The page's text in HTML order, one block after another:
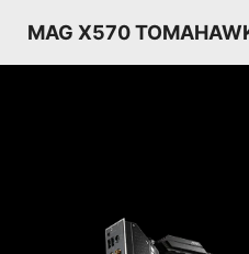
MAG X570